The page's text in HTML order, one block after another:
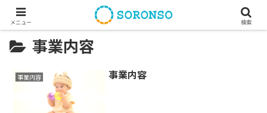
事業内容
事業内容 事業内容
メニュー 検索